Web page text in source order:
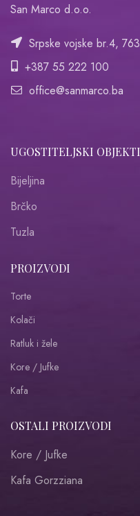
San Marco d.o.o.
Srpske vojske br.4,
+387 55 222 100
office@sanmarco.ba
UGOSTITELJSKI OBJEKTI
Bijeljina
Brčko
Tuzla
PROIZVODI
Torte
Kolači
Ratluk i žele
Kore / Jufke
Kafa
OSTALI PROIZVODI
Kore / Jufke
Kafa Gorzziana